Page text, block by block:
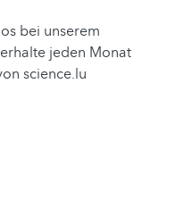
bei unserem
jeden Monat
science.lu